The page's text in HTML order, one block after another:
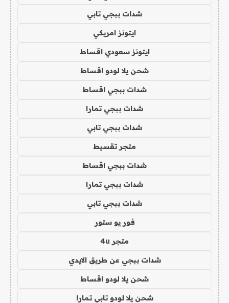
شدات ببجي تابي
ايتونز امريكي
ايتونز سعودي اقساط
شحن يلا لودو اقساط
شدات ببجي اقساط
شدات ببجي تمارا
شدات ببجي تابي
متجر تقسيط
شدات ببجي اقساط
شدات ببجي تمارا
شدات ببجي تابي
فور يو ستور
متجر 4u
شدات ببجي عن طريق الايدي
شحن يلا لودو اقساط
شحن يلا لودو تابي تمارا